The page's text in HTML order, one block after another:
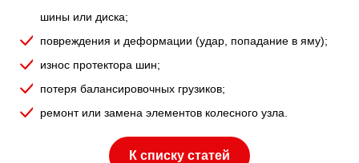
шины или диска;
повреждения и деформации (удар, попадание в яму);
износ протектора шин;
потеря балансировочных грузиков;
ремонт или замена элементов колесного узла.
К списку статей